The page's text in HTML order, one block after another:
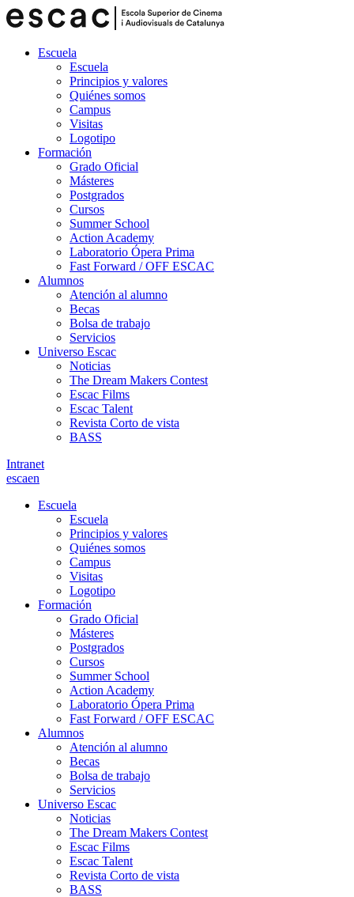
Escuela
Escuela
Principios y valores
Quiénes somos
Campus
Visitas
Logotipo
Formación
Grado Oficial
Másteres
Postgrados
Cursos
Summer School
Action Academy
Laboratorio Ópera Prima
Fast Forward / OFF ESCAC
Alumnos
Atención al alumno
Becas
Bolsa de trabajo
Servicios
Universo Escac
Noticias
The Dream Makers Contest
Escac Films
Escac Talent
Revista Corto de vista
BASS
Intranet
escaen
Escuela
Escuela
Principios y valores
Quiénes somos
Campus
Visitas
Logotipo
Formación
Grado Oficial
Másteres
Postgrados
Cursos
Summer School
Action Academy
Laboratorio Ópera Prima
Fast Forward / OFF ESCAC
Alumnos
Atención al alumno
Becas
Bolsa de trabajo
Servicios
Universo Escac
Noticias
The Dream Makers Contest
Escac Films
Escac Talent
Revista Corto de vista
BASS